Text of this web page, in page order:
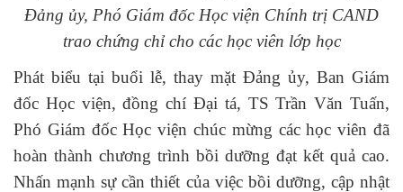
Đảng ủy, Phó Giám đốc Học viện Chính trị CAND
trao chứng chỉ cho các học viên lớp học
Phát biểu tại buổi lễ, thay mặt Đảng ủy, Ban Giám
đốc Học viện, đồng chí Đại tá, TS Trần Văn Tuấn,
Phó Giám đốc Học viện chúc mừng các học viên đã
hoàn thành chương trình bồi dưỡng đạt kết quả cao.
Nhấn mạnh sự cần thiết của việc bồi dưỡng, cập nhật